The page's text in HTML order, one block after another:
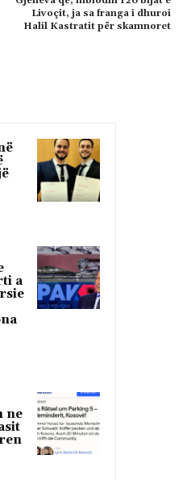
Livoçit, ja sa franga i dhuroi
Halil Kastratit për skamnoret
a
ne